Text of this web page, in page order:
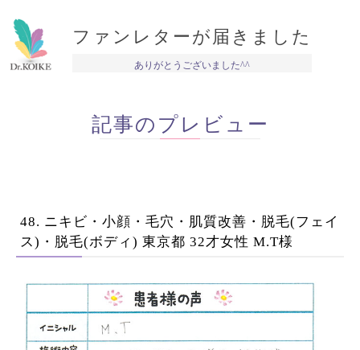
ファンレターが届きました
ありがとうございました^^
記事のプレビュー
48. ニキビ・小顔・毛穴・肌質改善・脱毛(フェイ
ス)・脱毛(ボディ) 東京都 32才女性 M.T様